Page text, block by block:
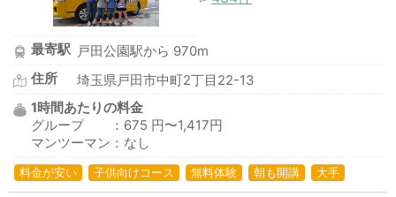
最寄駅 戸田公園駅から 970m
住所
埼玉県戸田市中町2丁目22-13
1時間あたりの料金
グループ ：675 円〜1,417円
マンツーマン：なし
料金が安い 子供向けコース 無料体験 朝も開講 大手